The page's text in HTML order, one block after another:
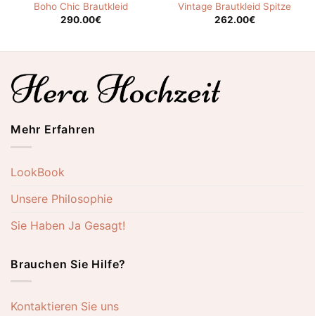
Boho Chic Brautkleid
290.00€
Vintage Brautkleid Spitze
262.00€
Mehr Erfahren
LookBook
Unsere Philosophie
Sie Haben Ja Gesagt!
Brauchen Sie Hilfe?
Kontaktieren Sie uns